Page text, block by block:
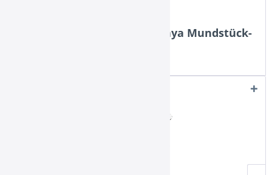
Weiterführende Links zu "Kaya Mundstück-